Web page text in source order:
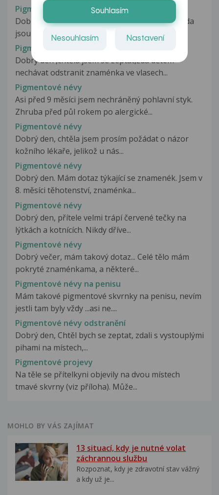
Pigmentové névy
Dobrý den, je mi 15 let a chtěl bych se zeptat, zda
jsou tyto pihy a mateřská...
Pigmentové névy
Dobrý den ,chtěla jsem se zeptat,zda dětem
nechávat odstranit znaménka ve vlasech...
Pigmentové névy
Asi před 9 měsíci jsem nechráněný pohlavní styk.
Zhruba před půl rokem po alergické...
Pigmentové névy
Dobrý den, chtěla jsem prosím požádat o názor
kožního lékaře, jelikož u nás...
Pigmentové névy
Dobrý den. Mám dotaz týkající se znamenék. Jsem v
8. měsíci těhotenství, znaménka...
Pigmentové névy
Dobrý den, přítele velmi trápí červené tečky na
lýtkách a kotnících. Nikdy dříve...
Pigmentové névy
Dobrý večer, mám takový dotaz... Celé tělo mám
pokryté znaménkama, a některé...
Pigmentové névy na penisu
Mám takové pigmentové skvrnky na penisu, nevím
jestli tam byly vždy ...asi ne....
Pigmentové névy odstranění
Dobrý den, Chtěl bych se zeptat, zdali s vystouplými
pihami na místech,...
Pigmentové projevy
Na těle se přítelkyni objevily na dvou místech
tmavé skvrny (viz příloha). Může...
MOHLO BY VÁS ZAJÍMAT
13 situací, kdy je nutné volat
záchrannou službu
Rozpoznat, kdy je zdravotní stav vážný
a kdy už je...
Souhlasím
Nesouhlasím Nastavení